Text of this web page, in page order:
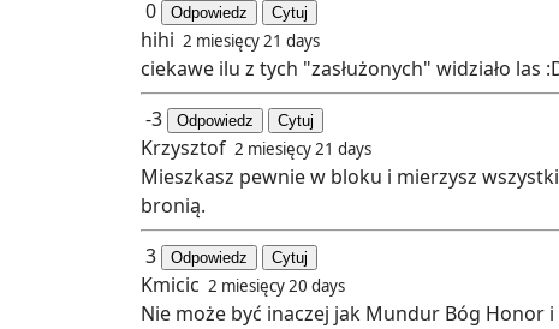
0
Odpowiedz Cytuj
hihi 2 miesięcy 21 days
ciekawe ilu z tych "zasłużonych" widziało las
-3
Odpowiedz Cytuj
Krzysztof 2 miesięcy 21 days
Mieszkasz pewnie w bloku i mierzysz
bronią.
3
Odpowiedz Cytuj
Kmicic 2 miesięcy 20 days
Nie może być inaczej jak Mundur Bóg Honor i